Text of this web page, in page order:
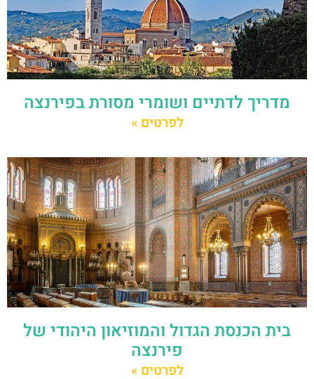
מדריך לדתיים ושומרי מסורת בפירנצה
לפרטים »
בית הכנסת הגדול והמוזיאון היהודי של
פירנצה
לפרטים »